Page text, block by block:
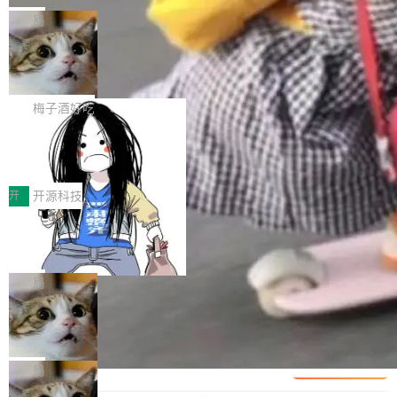
可控性和代码质量提出了更高要求。 首先是数据
安全与合规要求。对于大多数普通研发场景，公
有云模型能够满足快速试用和效率提升的需求。
但对于金融、能源、医疗等对数据安全要求较...
各业的Agent走向规模化建设，算力构成形态逐
渐丰富，用户关注的重点也在发生变化：不只是
让AI用起来，还要进一步看清混合算力时代下，
Token花在哪里、算力是否被充分利用，以及持
续增长的AI成本该如何优化。 深信服AI算力网关
正是围绕这些实际问题，从Token治理和成本治
理两个方面，让用户的每一份算力都看得清、管
得住、用得稳、省得下、更安全！ 一、从现在开
始，Token使用一目...
Bigtable 作者之一。TensorFlow 的作者之一。
Gemini 的架构师。Google 首席科学家。 Jeff D
ean 在 Google 工作了 27 年后，宣布离职。 他
不是一个人走。一同离开的还有 Sanjay Ghema
wat（Google 员工编号 23，Jeff Dean 二十多
年的编程搭档，MapReduce 和 Bigtable 的共同
作者）、Quoc Le（Google 大脑核心成员，Se
q2Seq 和 DocAI 的共同发明人）以及 Oriol Vin
yals（Gemini 联合负责人，AlphaSta...
局
🔥 SolonCode v2026.8.4 发布：界面
字体可调、22 种语言、记忆搜索增强
打开终端就能上岗的全中文编码智能体，这一轮
把「看得清、用母语、记得住」三件事一次补
齐。 SolonCode 是什么 SolonCode 是杭州无
耳科技研发的企业级终端编码智能体——一位全
中文驱动的数字员工，自主理解需求、规划步
骤、编写代码。不挑模型、不挑平台，curl 一行
装完即用。 开源地址：Gitee · GitCode · GitHu
b 安装 支持 Java 8+（8~26）、macOS / Linu
x / Windows / Harmony PC。 # macOS / Linu
x / Harmony PC curl -fsSL https://solon.noea
r.org/solon...
梅子酒好吃
让“代码语义理解”深度释放AI Coding
价值潜能：华为云码道（CodeArts）
代码仓技术解析
一、代码仓深度理解技术的作用与价值 在软件工
程实践中，代码仓是企业核心知识资产的主要载
体。企业级代码仓库通常包含数十万乃至数百万
个文件，其规模远超单次模型调用可承载的上下
文窗口。随着项目规模的持续扩张与代码历史的
不断累积，代码仓中的模块关系、接口契约、业
务逻辑等关键信息往往分散于数十乃至数百个文
件之中，形成高度复杂的知识关联网络。传统的
代码检索手段（如关键词匹配、目录遍历）仅能
在语法层面完成文本定位，难以触及代码的语义
内涵与结构关联，导致开发者使用代码智能体在
开 开源科技
一条“删库”命令跑 17 小时，算法工程
师删光 89TB 数据只为干私活
最高人民检察院8月4日公布了一起案件：北京一
名90后算法工程师王某，为了给自己接的私活腾
服务器空间，删光了公司AI游戏部门的全部核心
数据。 王某2024年1月入职东城区某科技公司AI
短剧部门，有互联网大厂背景。在公司内部架构
调整期间，部门三次通知全员将数据从A集群迁
移到B集群，王某都回复了"收到"。 他没有迁移
局
Cloudflare 分享推理优化实践：KV ca
che 量化 + 权重压缩，吞吐量提升 4
1%，成本降 30%
Kimi 和 GLM 是当前最强的大模型系列之一，但
它们有一个共同的问题：太吃显存了。月之暗面
的 Kimi K 系列和智谱的 GLM 都是长上下文、M
局